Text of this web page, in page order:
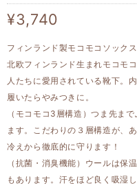
¥3,740
フィンランド製モコモコソックス
北欧フィンランド生まれモコモ
人たちに愛用されている靴下。
履いたらやみつきに。
（モコモコ3層構造）つま先ま
ます。こだわりの３層構造が、
冷えから徹底的に守ります！
（抗菌・消臭機能）ウールは保
もあります。汗をほど良く吸湿